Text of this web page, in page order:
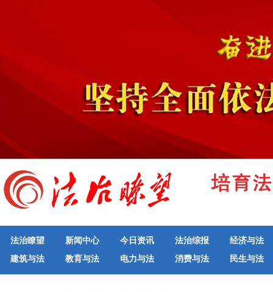
法治瞭望 新闻中心 今日资讯 法治综报
经济与法
建筑与法
教育与法 电力与法 消费与法
民生与法
地方法治联播
律师律所